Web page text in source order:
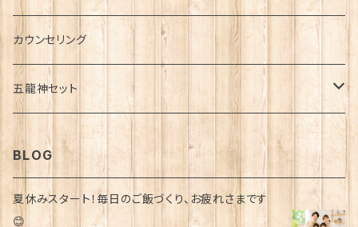
アトピー
むくみ
うつ・パニック
冷え
飛蚊症
シワ
カウンセリング
五龍神セット
金龍セット
青龍セット
BLOG
夏休みスタート！毎日のご飯づくり、お疲れさまです
😊